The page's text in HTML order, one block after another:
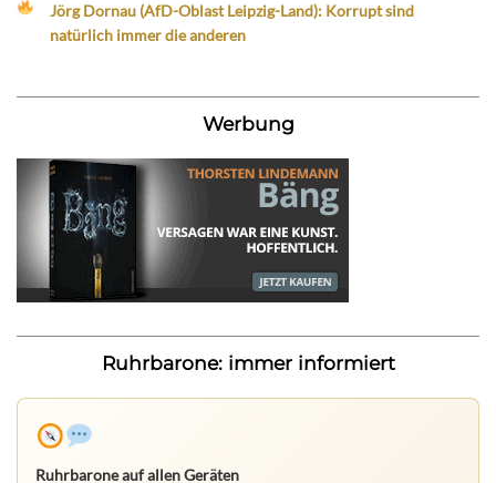
Jörg Dornau (AfD-Oblast Leipzig-Land): Korrupt sind
natürlich immer die anderen
Werbung
Ruhrbarone: immer informiert
Ruhrbarone auf allen Geräten